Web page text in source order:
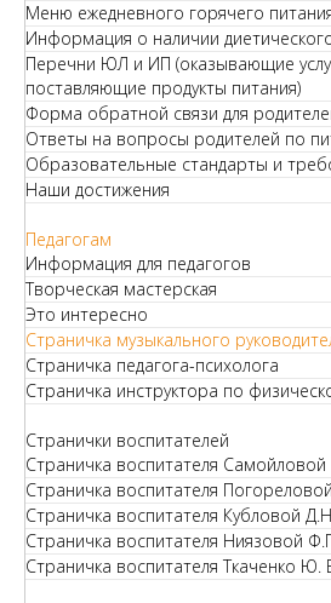
Меню ежедневного горячего
Информация о наличии
Перечни ЮЛ и ИП (оказывающие
поставляющие продукты питания)
Форма обратной связи для
Ответы на вопросы родителей по
Образовательные стандарты и
Наши достижения
Педагогам
Информация для педагогов
Творческая мастерская
Это интересно
Страничка музыкального
Страничка педагога-психолога
Страничка инструктора по
Странички воспитателей
Страничка воспитателя
Страничка воспитателя
Страничка воспитателя Кубловой
Страничка воспитателя Ниязовой
Страничка воспитателя Ткаченко Ю.